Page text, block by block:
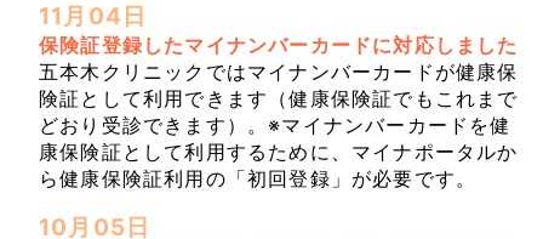
11月04日
保険証登録したマイナンバーカードに対応しました
五本木クリニックではマイナンバーカードが健康保
険証として利用できます（健康保険証でもこれまで
どおり受診できます）。※マイナンバーカードを健
康保険証として利用するために、マイナポータルか
ら健康保険証利用の「初回登録」が必要です。
10月05日